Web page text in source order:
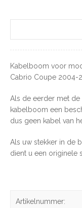
Kabelboom voor
Cabrio Coupe 2004-
Als de eerder met
kabelboom een
dus geen kabel van
Als uw stekker in de
dient u een originele
Artikelnummer: